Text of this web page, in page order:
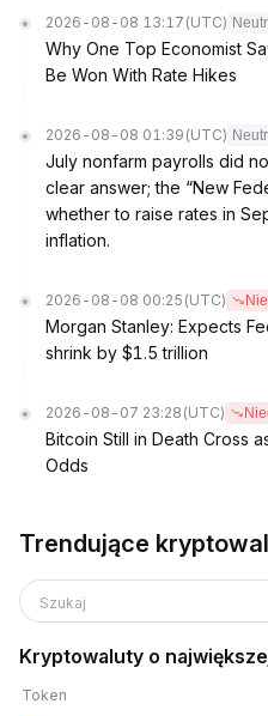
2026-08-08 13:17 (UTC)
Why One Top Economist
Be Won With Rate Hikes
2026-08-08 01:39 (UTC)
July nonfarm payrolls did
clear answer; the “New
whether to raise rates in
inflation.
2026-08-08 00:25 (UTC)
Morgan Stanley: Expects
shrink by $1.5 trillion
2026-08-07 23:28 (UTC)
Bitcoin Still in Death Cross
Odds
Trendujące
Szukaj
Kryptowaluty o
Token